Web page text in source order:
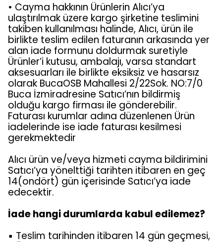
• Cayma hakkının Ürünlerin Alıcı’ya
ulaştırılmak üzere kargo şirketine teslimini
takiben kullanılması halinde, Alıcı, ürün ile
birlikte teslim edilen faturanın arkasında yer
alan iade formunu doldurmak suretiyle
Ürünler’i kutusu, ambalajı, varsa standart
aksesuarları ile birlikte eksiksiz ve hasarsız
olarak BucaOSB Mahallesi 2/22Sok. NO:7/0
Buca İzmiradresine Satıcı’nın bildirmiş
olduğu kargo firması ile gönderebilir.
Faturası kurumlar adına düzenlenen Ürün
iadelerinde ise iade faturası kesilmesi
gerekmektedir
Alıcı ürün ve/veya hizmeti cayma bildirimini
Satıcı’ya yönelttiği tarihten itibaren en geç
14(ondört) gün içerisinde Satıcı’ya iade
edecektir.
İade hangi durumlarda kabul edilemez?
▪ Teslim tarihinden itibaren 14 gün geçmesi,